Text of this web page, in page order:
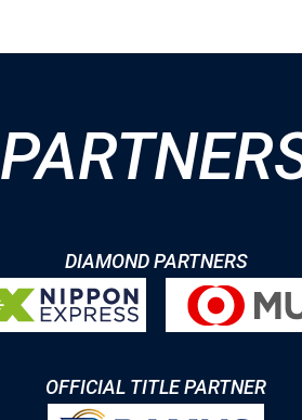
DIAMOND PARTNERS
OFFICIAL TITLE PARTNER